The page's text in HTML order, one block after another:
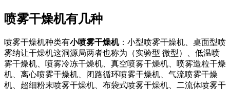
喷雾干燥机有几种
喷雾干燥机种类有小喷雾干燥机：小型喷雾干燥机、桌面型喷
雾纳让干燥机这洞源局两者也称为（实验型 微型）、低温喷
雾干燥机、喷雾冷冻干燥机、真空喷雾干燥机、喷雾造粒干燥
机、离心喷雾干燥机、闭路循环喷雾干燥机、气流喷雾干燥
机、超细粉末喷雾干燥机、布袋式喷雾干燥机、二流体喷雾干